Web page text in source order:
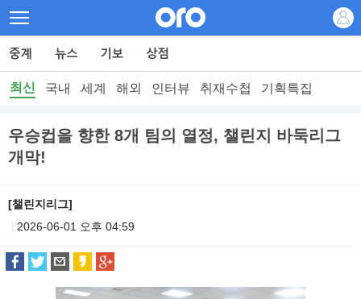
최신 국내 세계 해외 인터뷰 취재수첩 기획특집
우승컵을 향한 8개 팀의 열정, 챌린지 바둑리그
개막!
[챌린지리그]
2026-06-01 오후 04:59